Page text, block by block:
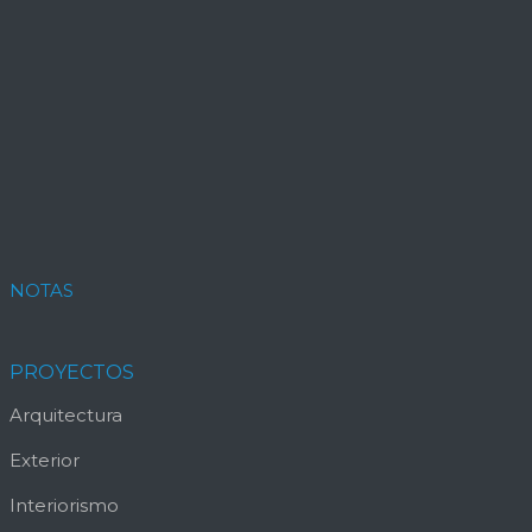
NOTAS
PROYECTOS
Arquitectura
Exterior
Interiorismo